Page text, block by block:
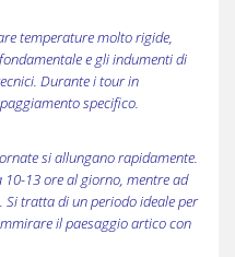
temperature molto rigide,
e gli indumenti di
Durante i tour in
specifico.
si allungano rapidamente.
13 ore al giorno, mentre ad
tratta di un periodo ideale per
il paesaggio artico con